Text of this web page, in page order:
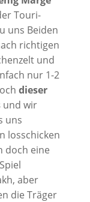
Touri-
uns Beiden
richtigen
und
nur 1-2
dieser
und wir
uns
losschicken
doch eine
aber
die Träger